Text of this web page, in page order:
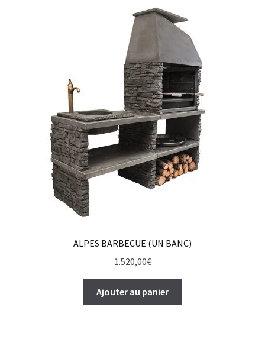
ALPES BARBECUE (UN BANC)
1.520,00€
Ajouter au panier